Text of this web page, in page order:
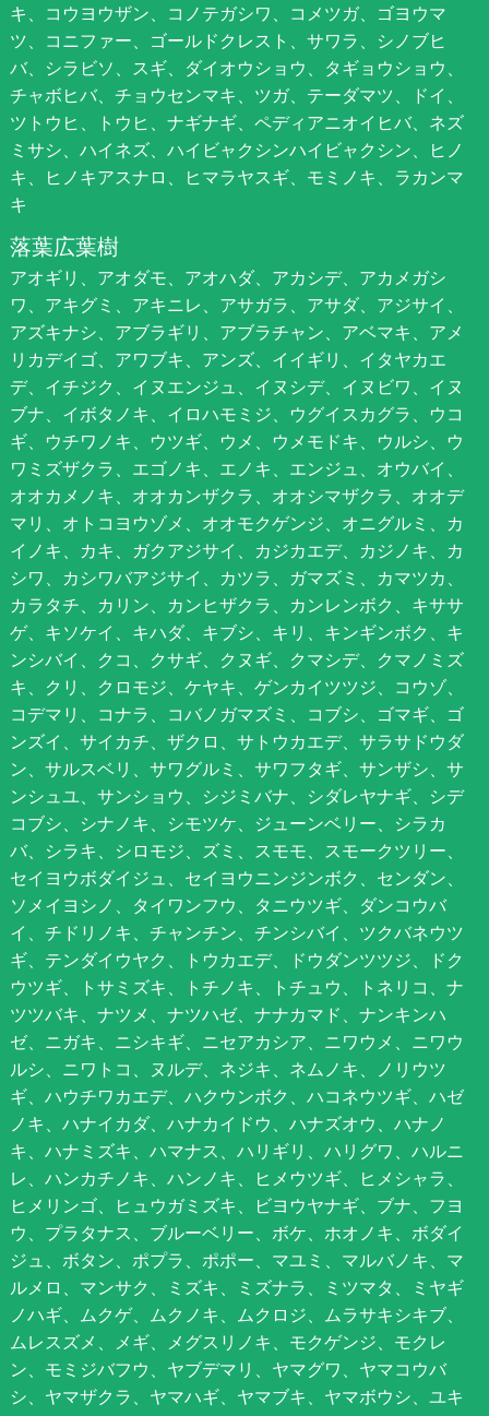
キ、コウヨウザン、コノテガシワ、コメツガ、ゴヨウマ
ツ、コニファー、ゴールドクレスト、サワラ、シノブヒ
バ、シラビソ、スギ、ダイオウショウ、タギョウショウ、
チャボヒバ、チョウセンマキ、ツガ、テーダマツ、ドイ、
ツトウヒ、トウヒ、ナギナギ、ペディアニオイヒバ、ネズ
ミサシ、ハイネズ、ハイビャクシンハイビャクシン、ヒノ
キ、ヒノキアスナロ、ヒマラヤスギ、モミノキ、ラカンマ
キ
落葉広葉樹
アオギリ、アオダモ、アオハダ、アカシデ、アカメガシ
ワ、アキグミ、アキニレ、アサガラ、アサダ、アジサイ、
アズキナシ、アブラギリ、アブラチャン、アベマキ、アメ
リカデイゴ、アワブキ、アンズ、イイギリ、イタヤカエ
デ、イチジク、イヌエンジュ、イヌシデ、イヌビワ、イヌ
ブナ、イボタノキ、イロハモミジ、ウグイスカグラ、ウコ
ギ、ウチワノキ、ウツギ、ウメ、ウメモドキ、ウルシ、ウ
ワミズザクラ、エゴノキ、エノキ、エンジュ、オウバイ、
オオカメノキ、オオカンザクラ、オオシマザクラ、オオデ
マリ、オトコヨウゾメ、オオモクゲンジ、オニグルミ、カ
イノキ、カキ、ガクアジサイ、カジカエデ、カジノキ、カ
シワ、カシワバアジサイ、カツラ、ガマズミ、カマツカ、
カラタチ、カリン、カンヒザクラ、カンレンボク、キササ
ゲ、キソケイ、キハダ、キブシ、キリ、キンギンボク、キ
ンシバイ、クコ、クサギ、クヌギ、クマシデ、クマノミズ
キ、クリ、クロモジ、ケヤキ、ゲンカイツツジ、コウゾ、
コデマリ、コナラ、コバノガマズミ、コブシ、ゴマギ、ゴ
ンズイ、サイカチ、ザクロ、サトウカエデ、サラサドウダ
ン、サルスベリ、サワグルミ、サワフタギ、サンザシ、サ
ンシュユ、サンショウ、シジミバナ、シダレヤナギ、シデ
コブシ、シナノキ、シモツケ、ジューンベリー、シラカ
バ、シラキ、シロモジ、ズミ、スモモ、スモークツリー、
セイヨウボダイジュ、セイヨウニンジンボク、センダン、
ソメイヨシノ、タイワンフウ、タニウツギ、ダンコウバ
イ、チドリノキ、チャンチン、チンシバイ、ツクバネウツ
ギ、テンダイウヤク、トウカエデ、ドウダンツツジ、ドク
ウツギ、トサミズキ、トチノキ、トチュウ、トネリコ、ナ
ツツバキ、ナツメ、ナツハゼ、ナナカマド、ナンキンハ
ゼ、ニガキ、ニシキギ、ニセアカシア、ニワウメ、ニワウ
ルシ、ニワトコ、ヌルデ、ネジキ、ネムノキ、ノリウツ
ギ、ハウチワカエデ、ハクウンボク、ハコネウツギ、ハゼ
ノキ、ハナイカダ、ハナカイドウ、ハナズオウ、ハナノ
キ、ハナミズキ、ハマナス、ハリギリ、ハリグワ、ハルニ
レ、ハンカチノキ、ハンノキ、ヒメウツギ、ヒメシャラ、
ヒメリンゴ、ヒュウガミズキ、ビヨウヤナギ、ブナ、フヨ
ウ、プラタナス、ブルーベリー、ボケ、ホオノキ、ボダイ
ジュ、ボタン、ポプラ、ポポー、マユミ、マルバノキ、マ
ルメロ、マンサク、ミズキ、ミズナラ、ミツマタ、ミヤギ
ノハギ、ムクゲ、ムクノキ、ムクロジ、ムラサキシキブ、
ムレスズメ、メギ、メグスリノキ、モクゲンジ、モクレ
ン、モミジバフウ、ヤブデマリ、ヤマグワ、ヤマコウバ
シ、ヤマザクラ、ヤマハギ、ヤマブキ、ヤマボウシ、ユキ